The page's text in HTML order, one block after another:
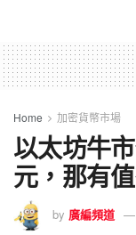
Home 加密貨幣市場
以太坊牛
元，那有
by 廣編頻道